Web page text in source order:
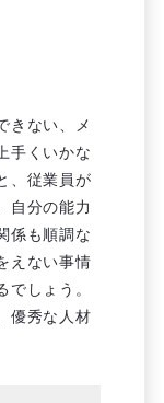
きない、メ
手くいかな
、従業員が
自分の能力
係も順調な
えない事情
しょう。
優秀な人材